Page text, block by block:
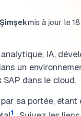
mis à jour le
IA,
un
dans le cloud.
sa portée,
1